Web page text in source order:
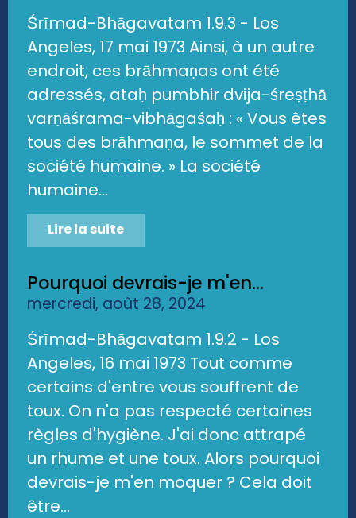
Śrīmad-Bhāgavatam 1.9.3 - Los
Angeles, 17 mai 1973 Ainsi, à un autre
endroit, ces brāhmaṇas ont été
adressés, ataḥ pumbhir dvija-śreṣṭhā
varṇāśrama-vibhāgaśaḥ : « Vous êtes
tous des brāhmaṇa, le sommet de la
société humaine. » La société
humaine...
Lire la suite
Pourquoi devrais-je m'en...
mercredi, août 28, 2024
Śrīmad-Bhāgavatam 1.9.2 - Los
Angeles, 16 mai 1973 Tout comme
certains d'entre vous souffrent de
toux. On n'a pas respecté certaines
règles d'hygiène. J'ai donc attrapé
un rhume et une toux. Alors pourquoi
devrais-je m'en moquer ? Cela doit
être...